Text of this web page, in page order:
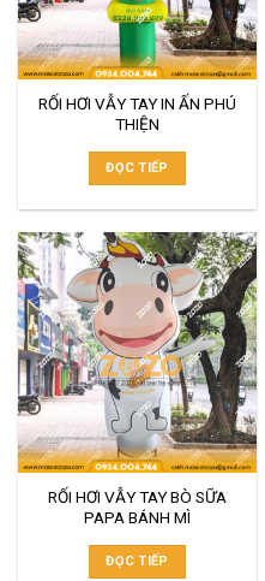
RỐI HƠI VẪY TAY IN ẤN PHÚ
THIỆN
ĐỌC TIẾP
RỐI HƠI VẪY TAY BÒ SỮA
PAPA BÁNH MÌ
ĐỌC TIẾP